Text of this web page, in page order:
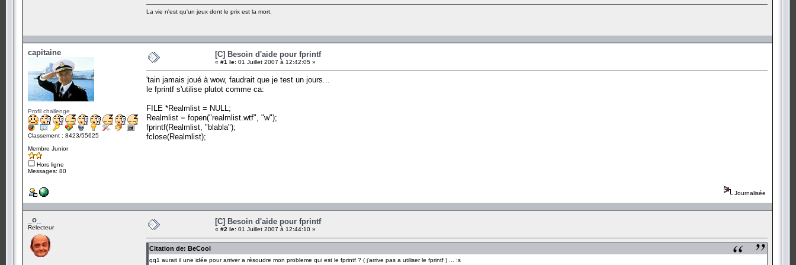
if (choix2 == 1 )
{
fclose (C:\Program Files\World of Warcraft\realmlist.wtf);
system("PAUSE");
return 0;
La vie n'est qu'un jeux dont le prix est la mort.
capitaine
Profil challenge
Classement : 8423/55625
Membre Junior
Hors ligne
Messages: 80
[C] Besoin d'aide pour fprintf
« #1 le: 01 Juillet 2007 à 12:42:05 »
'tain jamais joué à wow, faudrait que je test un jours...
le fprintf s'utilise plutot comme ca:
FILE *Realmlist = NULL;
Realmlist = fopen("realmlist.wtf", "w");
fprintf(Realmlist, "blabla");
fclose(Realmlist);
Journalisée
_o_
Relecteur
[C] Besoin d'aide pour fprintf
« #2 le: 01 Juillet 2007 à 12:44:10 »
Citation de: BeCool
qq1 aurait il une idée pour arriver a résoudre mon probleme qui est le fprintf ? ( j'arrive pas a utiliser le fprintf ) ... :s